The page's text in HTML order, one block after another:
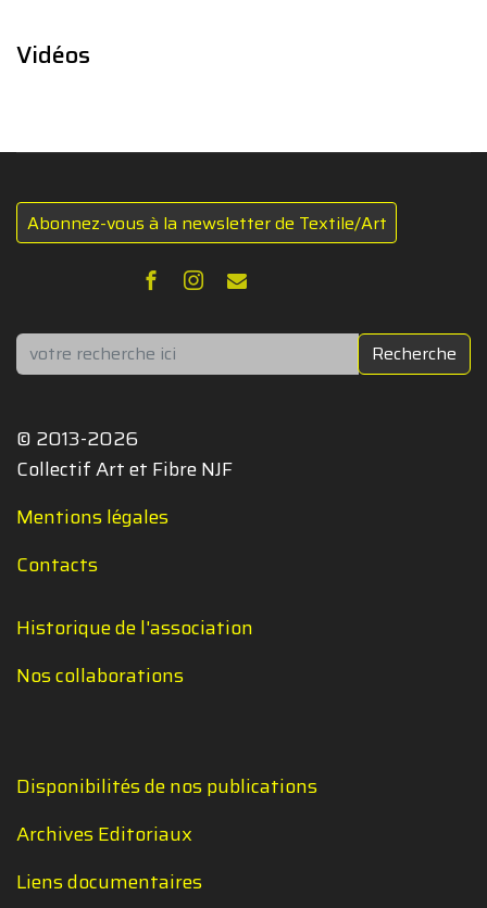
Vidéos
Abonnez-vous à la newsletter de Textile/Art
Rechercher Recherche
© 2013-2026
Collectif Art et Fibre NJF
Mentions légales
Contacts
Historique de l'association
Nos collaborations
Disponibilités de nos publications
Archives Editoriaux
Liens documentaires